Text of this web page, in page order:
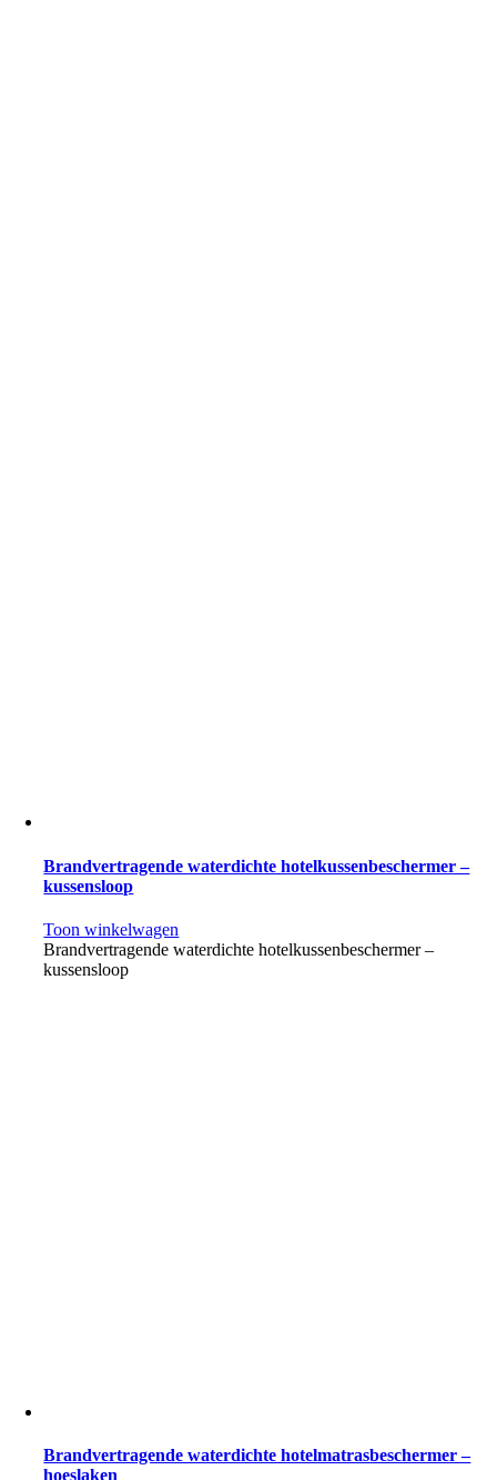
Brandvertragende waterdichte hotelkussenbeschermer –
kussensloop
Toon winkelwagen
Brandvertragende waterdichte hotelkussenbeschermer –
kussensloop
Brandvertragende waterdichte hotelmatrasbeschermer –
hoeslaken